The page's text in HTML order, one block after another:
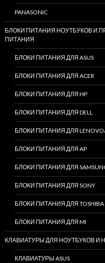
PANASONIC
БЛОКИ ПИТАНИЯ НОУТБУКОВ И
ПИТАНИЯ
БЛОКИ ПИТАНИЯ ДЛЯ ASUS
БЛОКИ ПИТАНИЯ ДЛЯ ACER
БЛОКИ ПИТАНИЯ ДЛЯ HP
БЛОКИ ПИТАНИЯ ДЛЯ DELL
БЛОКИ ПИТАНИЯ ДЛЯ LENOVO/
БЛОКИ ПИТАНИЯ ДЛЯ AP
БЛОКИ ПИТАНИЯ ДЛЯ
БЛОКИ ПИТАНИЯ ДЛЯ SONY
БЛОКИ ПИТАНИЯ ДЛЯ TOSHIBA
БЛОКИ ПИТАНИЯ ДЛЯ MI
КЛАВИАТУРЫ ДЛЯ НОУТБУКОВ И
КЛАВИАТУРЫ ASUS